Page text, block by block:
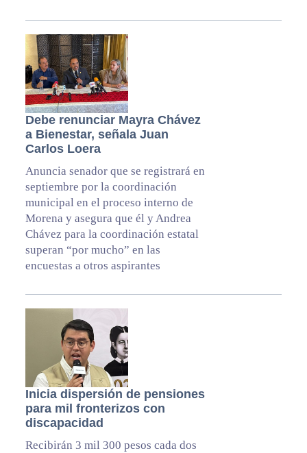
Debe renunciar Mayra Chávez
a Bienestar, señala Juan
Carlos Loera
Anuncia senador que se registrará en
septiembre por la coordinación
municipal en el proceso interno de
Morena y asegura que él y Andrea
Chávez para la coordinación estatal
superan “por mucho” en las
encuestas a otros aspirantes
Inicia dispersión de pensiones
para mil fronterizos con
discapacidad
Recibirán 3 mil 300 pesos cada dos